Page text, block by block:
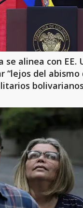
se alinea con EE.
“lejos del abismo